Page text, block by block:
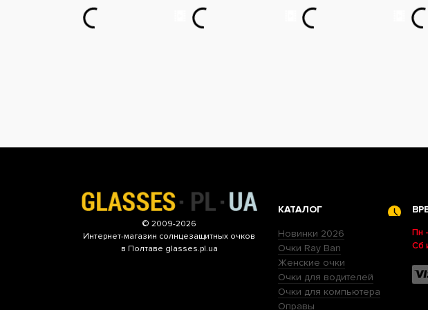
© 2009-2026
Интернет-магазин солнцезащитных очков
в Полтаве glasses.pl.ua
КАТАЛОГ
Новинки 2026
Очки Ray Ban
Женские очки
Очки для водителей
Очки для компьютера
Оправы
Пн
Сб